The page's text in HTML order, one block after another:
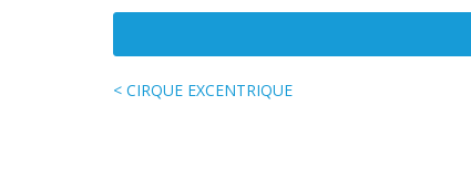
< CIRQUE EXCENTRIQUE